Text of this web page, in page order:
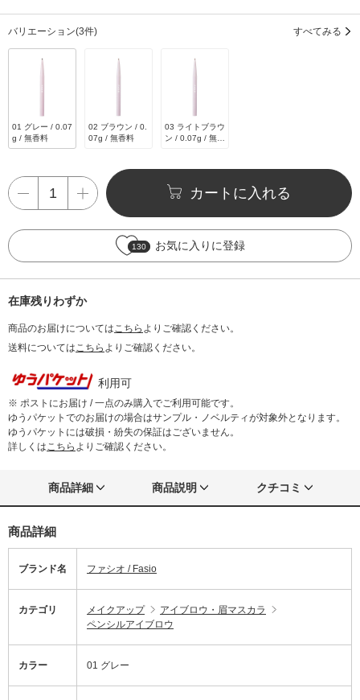
バリエーション(3件) すべてみる
01 グレー / 0.07
g / 無香料
02 ブラウン / 0.
07g / 無香料
03 ライトブラウ
ン / 0.07g / 無香
カートに入れる
130 お気に入りに登録
在庫残りわずか
商品のお届けについてはこちら よりご確認ください。
送料についてはこちら よりご確認ください。
利用可
※ ポストにお届け / 一点のみ購入でご利用可能です。
ゆうパケットでのお届けの場合はサンプル・ノベルティが対象外となります。
ゆうパケットには破損・紛失の保証はございません。
詳しくはこちら よりご確認ください。
商品詳細 商品説明 クチコミ
商品詳細
ブランド名 ファシオ / Fasio
カテゴリ メイクアップ
アイブロウ・眉マスカラ
ペンシルアイブロウ
カラー 01 グレー